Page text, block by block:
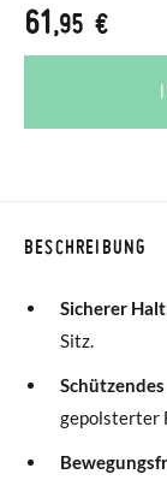
61,95 €
BESCHREIBUNG
Sicherer
Sitz.
gepolsterter